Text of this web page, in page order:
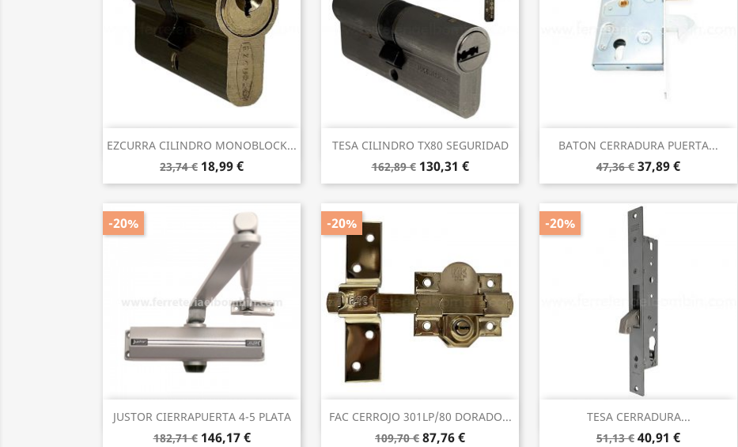
EZCURRA CILINDRO MONOBLOCK...
23,74 € 18,99 €
Vista rápida
TESA CILINDRO TX80 SEGURIDAD
162,89 € 130,31 €
Vista rápida
BATON CERRADURA PUERTA...
47,36 € 37,89 €
Vista rápida
JUSTOR CIERRAPUERTA 4-5 PLATA
182,71 € 146,17 €
-20%
Vista rápida
FAC CERROJO 301LP/80 DORADO...
109,70 € 87,76 €
-20%
Vista rápida
TESA CERRADURA...
51,13 € 40,91 €
-20%
Vista rápida